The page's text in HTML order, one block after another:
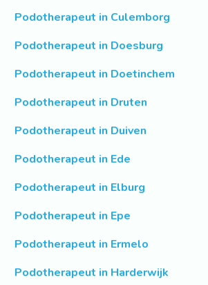
Podotherapeut in Culemborg
Podotherapeut in Doesburg
Podotherapeut in Doetinchem
Podotherapeut in Druten
Podotherapeut in Duiven
Podotherapeut in Ede
Podotherapeut in Elburg
Podotherapeut in Epe
Podotherapeut in Ermelo
Podotherapeut in Harderwijk